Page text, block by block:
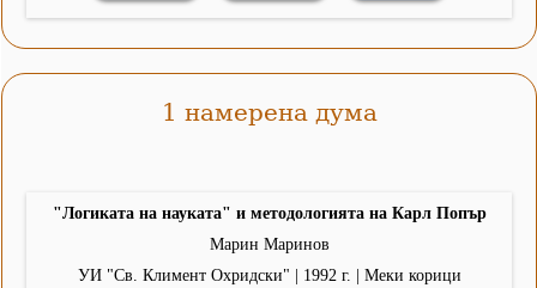
1 намерена дума
"Логиката на науката" и методологията на Карл Попър
Марин Маринов
УИ "Св. Климент Охридски" | 1992 г. | Меки корици